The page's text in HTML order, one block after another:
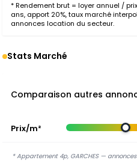
* Rendement brut = loyer annuel /
ans, apport 20%, taux marché
annonces location du secteur.
Stats Marché
Comparaison autres
Prix/m²
* Appartement 4p, GARCHES —